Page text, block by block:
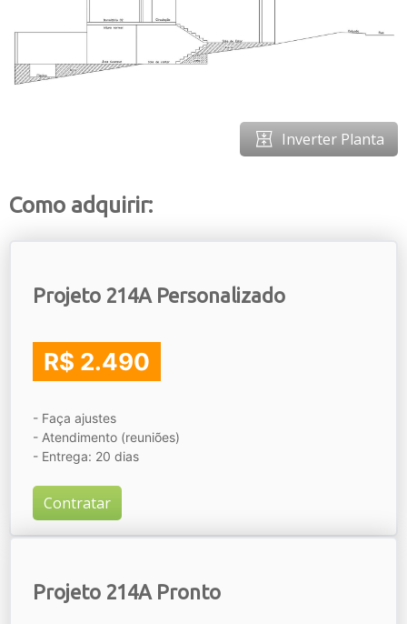
Inverter Planta
Como adquirir:
Projeto 214A Personalizado
R$ 2.490
- Faça ajustes
- Atendimento (reuniões)
- Entrega: 20 dias
Contratar
Projeto 214A Pronto